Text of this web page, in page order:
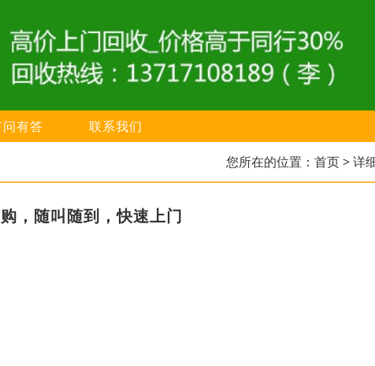
有答 联系我们
您所在的位置： 首页> 详
，随叫随到，快速上门